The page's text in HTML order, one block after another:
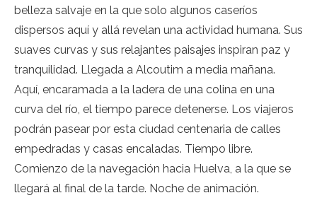
belleza salvaje en la que solo algunos caseríos
dispersos aquí y allá revelan una actividad humana. Sus
suaves curvas y sus relajantes paisajes inspiran paz y
tranquilidad. Llegada a Alcoutim a media mañana.
Aquí, encaramada a la ladera de una colina en una
curva del río, el tiempo parece detenerse. Los viajeros
podrán pasear por esta ciudad centenaria de calles
empedradas y casas encaladas. Tiempo libre.
Comienzo de la navegación hacia Huelva, a la que se
llegará al final de la tarde. Noche de animación.